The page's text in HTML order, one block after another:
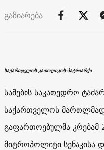
გაზიარება
საქართველოს კათოლიკოს-პატრიარქი
სამების საკათედრო
საქართველოს
გაფართოებულმა კრებამ
მიტროპოლიტი სენაკისა